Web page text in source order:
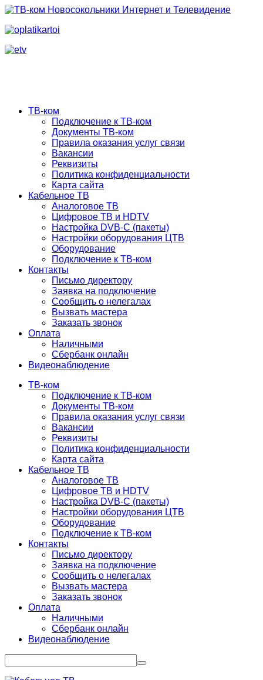
ТВ-ком
Подключение к ТВ-ком
Документы ТВ-ком
Правила оказания услуг связи
Вакансии
Реквизиты
Политика конфиденциальности
Карта сайта
Кабельное ТВ
Аналоговое ТВ
Цифровое ТВ и HDTV
Настройка DVB-C (пакеты)
Настройки оборудования ЦТВ
Оборудование
Подключение к ТВ-ком
Контакты
Письмо директору
Заявка на подключение
Сообщить о нелегалах
Вызвать мастера
Заказать звонок
Оплата
Наличными
Сбербанк онлайн
Видеонаблюдение
ТВ-ком
Подключение к ТВ-ком
Документы ТВ-ком
Правила оказания услуг связи
Вакансии
Реквизиты
Политика конфиденциальности
Карта сайта
Кабельное ТВ
Аналоговое ТВ
Цифровое ТВ и HDTV
Настройка DVB-C (пакеты)
Настройки оборудования ЦТВ
Оборудование
Подключение к ТВ-ком
Контакты
Письмо директору
Заявка на подключение
Сообщить о нелегалах
Вызвать мастера
Заказать звонок
Оплата
Наличными
Сбербанк онлайн
Видеонаблюдение